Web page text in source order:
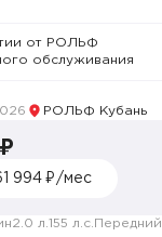
от РОЛЬФ
обслуживания
РОЛЬФ Кубань
994 ₽/мес
2.0 л. 155 л.с. Передний